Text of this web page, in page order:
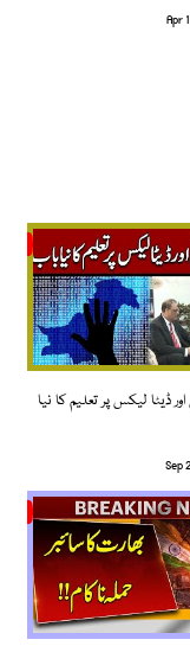
Apr
ڈیٹا لیکس پر تعلیم کا نیا
Sep